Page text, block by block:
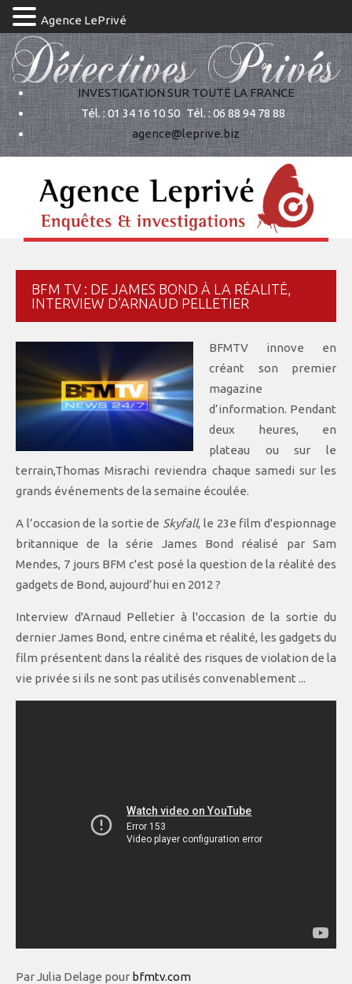
INVESTIGATION SUR TOUTE LA FRANCE
Tél. : 01 34 16 10 50 Tél. : 06 88 94 78 88
agence@leprive.biz
BFM TV : DE JAMES BOND À LA RÉALITÉ,
INTERVIEW D’ARNAUD PELLETIER
BFMTV innove en
créant son premier
magazine
d’information. Pendant
deux heures, en
plateau ou sur le
terrain,Thomas Misrachi reviendra chaque samedi sur les
grands événements de la semaine écoulée.
A l’occasion de la sortie de Skyfall, le 23e film d'espionnage
britannique de la série James Bond réalisé par Sam
Mendes, 7 jours BFM c'est posé la question de la réalité des
gadgets de Bond, aujourd’hui en 2012 ?
Interview d'Arnaud Pelletier à l'occasion de la sortie du
dernier James Bond, entre cinéma et réalité, les gadgets du
film présentent dans la réalité des risques de violation de la
vie privée si ils ne sont pas utilisés convenablement ...
Par Julia Delage pour bfmtv.com
Agence LePrivé